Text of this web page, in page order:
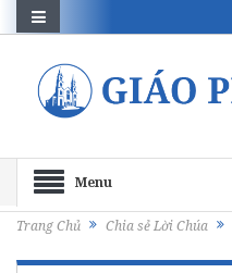
Menu
Trang Chủ Chia sẻ Lời Chúa